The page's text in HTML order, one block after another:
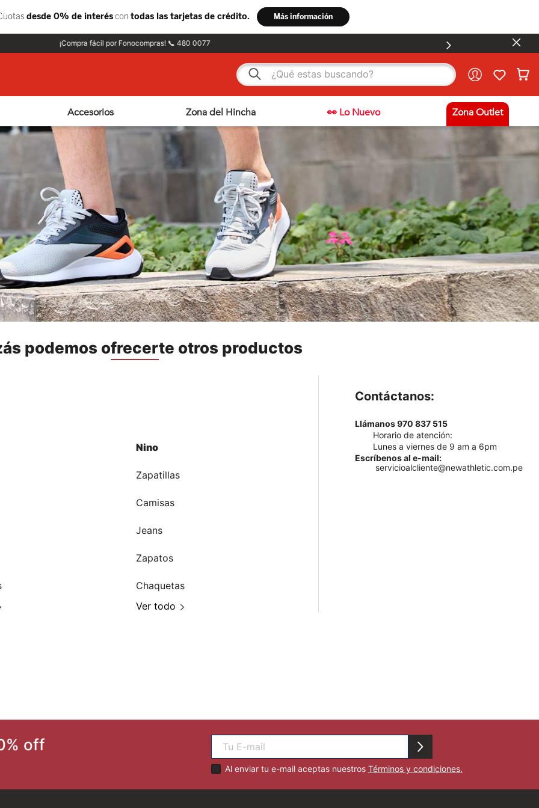
¡Compra fácil por Fonocompras! 📞 480 0077
¿Qué estas buscando?
Accesorios Zona del Hincha 👀 Lo Nuevo Zona Outlet
podemos ofrecerte otros productos
Nino
Zapatillas
Camisas
Jeans
Zapatos
Chaquetas
Ver todo
Contáctanos:
Llámanos 970 837 515
Horario de atención:
Lunes a viernes de 9 am a 6pm
Escríbenos al e-mail:
servicioalcliente@newathletic.com.pe
off
Al enviar tu e-mail aceptas nuestros Términos y condiciones.